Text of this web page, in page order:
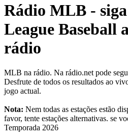
Rádio MLB -
League Baseball
rádio
MLB na rádio. Na rádio.net pode
Desfrute de todos os resultados ao
jogo actual.
Nota: Nem todas as estações estão
favor, tente estações alternativas. se
Temporada 2026